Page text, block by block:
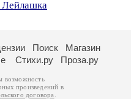
Лейлашка
Поиск
Магазин
Стихи.ру Проза.ру
возможность
произведений в
договора